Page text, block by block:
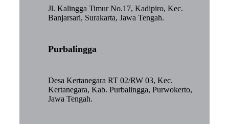
Jl. Kalingga Timur No.17, Kadipiro, Kec.
Banjarsari, Surakarta, Jawa Tengah.
Purbalingga
Desa Kertanegara RT 02/RW 03, Kec.
Kertanegara, Kab. Purbalingga, Purwokerto,
Jawa Tengah.